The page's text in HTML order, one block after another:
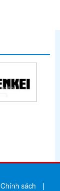
Chính sách |